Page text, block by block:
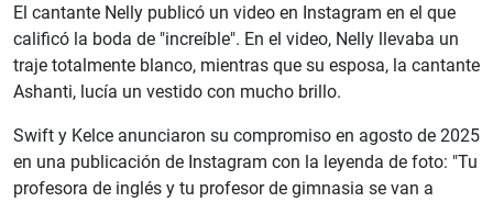
El cantante Nelly publicó un video en Instagram en el que
calificó la boda de "increíble". En el video, Nelly llevaba un
traje totalmente blanco, mientras que su esposa, la cantante
Ashanti, lucía un vestido con mucho brillo.
Swift y Kelce anunciaron su compromiso en agosto de 2025
en una publicación de Instagram con la leyenda de foto: "Tu
profesora de inglés y tu profesor de gimnasia se van a